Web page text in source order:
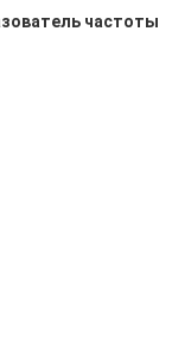
частоты